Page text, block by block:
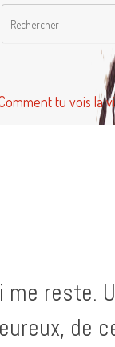
tu vois la
me reste.
de